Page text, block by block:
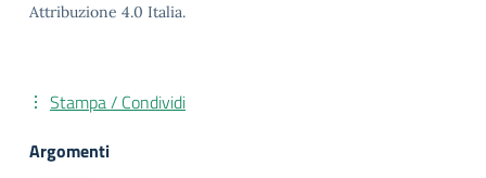
Attribuzione 4.0 Italia.
Stampa / Condividi
Argomenti